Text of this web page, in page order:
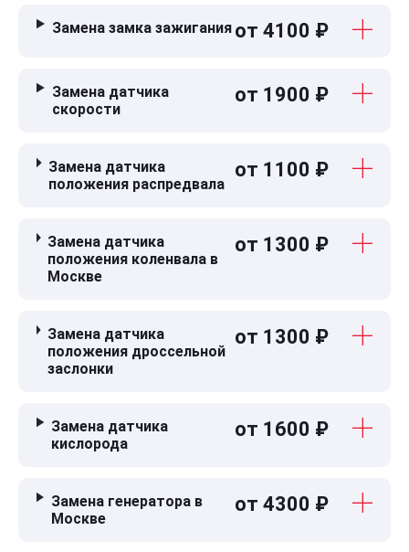
Замена замка зажигания от 4100 ₽
Замена датчика
скорости
от 1900 ₽
Замена датчика
положения распредвала
от 1100 ₽
Замена датчика
положения коленвала в
Москве
от 1300 ₽
Замена датчика
положения дроссельной
заслонки
от 1300 ₽
Замена датчика
кислорода
от 1600 ₽
Замена генератора в
Москве
от 4300 ₽